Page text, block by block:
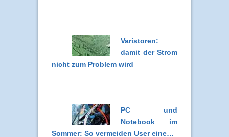
Varistoren:
damit der Strom
nicht zum Problem wird
PC und
Notebook im
Sommer: So vermeiden User eine…